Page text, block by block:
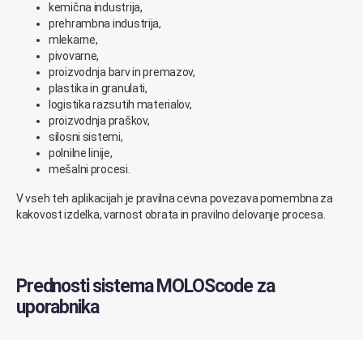
kemična industrija,
prehrambna industrija,
mlekarne,
pivovarne,
proizvodnja barv in premazov,
plastika in granulati,
logistika razsutih materialov,
proizvodnja praškov,
silosni sistemi,
polnilne linije,
mešalni procesi.
V vseh teh aplikacijah je pravilna cevna povezava pomembna za
kakovost izdelka, varnost obrata in pravilno delovanje procesa.
Prednosti sistema MOLOScode za
uporabnika